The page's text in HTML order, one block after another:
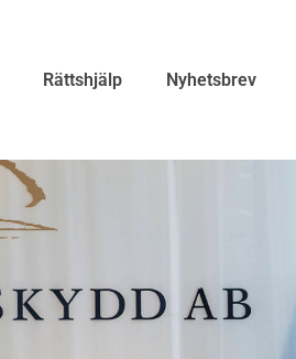
Rättshjälp Nyhetsbrev